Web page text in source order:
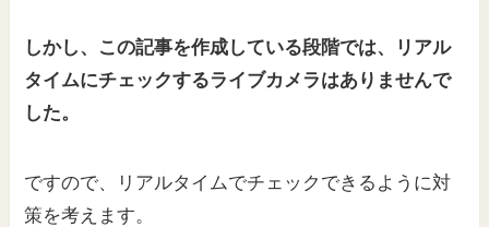
しかし、この記事を作成している段階では、リアル
タイムにチェックするライブカメラはありませんで
した。
ですので、リアルタイムでチェックできるように対
策を考えます。